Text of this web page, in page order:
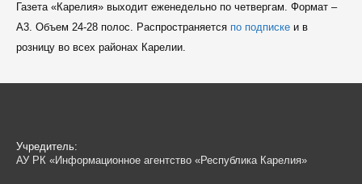
Газета «Карелия» выходит еженедельно по четвергам. Формат –
A3. Объем 24-28 полос. Распространяется по подпискеи в
розницу во всех районах Карелии.
Учредитель:
АУ РК «Информационное агентство «Республика Карелия»